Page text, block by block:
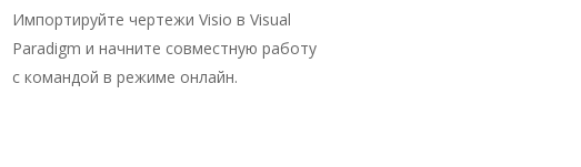
Импортируйте чертежи Visio в Visual
Paradigm и начните совместную работу
с командой в режиме онлайн.